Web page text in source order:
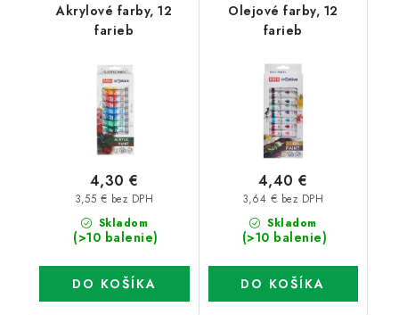
Akrylové farby, 12
farieb
Skladom
(>10 balenie)
3,55 € bez DPH
4,30 €
DO KOŠÍKA
Olejové farby, 12
farieb
Skladom
(>10 balenie)
3,64 € bez DPH
4,40 €
DO KOŠÍKA